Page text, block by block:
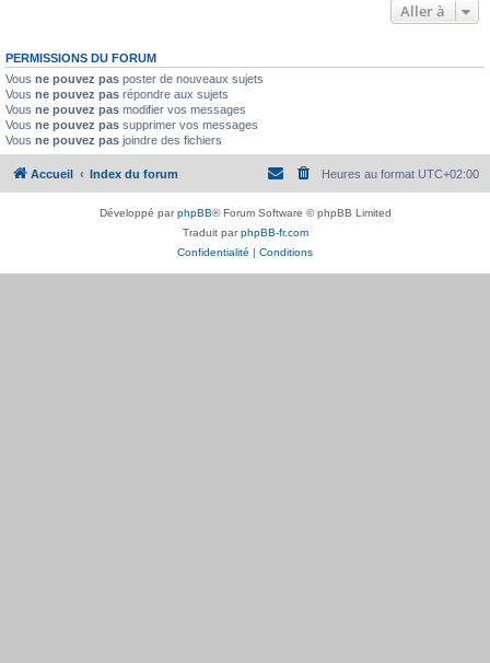
Aller à
PERMISSIONS DU FORUM
Vous ne pouvez pas poster de nouveaux sujets
Vous ne pouvez pas répondre aux sujets
Vous ne pouvez pas modifier vos messages
Vous ne pouvez pas supprimer vos messages
Vous ne pouvez pas joindre des fichiers
Accueil Index du forum Heures au format UTC+02:00
Développé parphpBB® Forum Software © phpBB Limited
Traduit parphpBB-fr.com
Confidentialité | Conditions